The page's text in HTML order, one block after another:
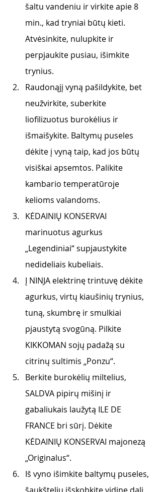
šaltu vandeniu ir virkite apie 8
min., kad tryniai būtų kieti.
Atvėsinkite, nulupkite ir
perpjaukite pusiau, išimkite
trynius.
Raudonąjį vyną pašildykite, bet
neužvirkite, suberkite
liofilizuotus burokėlius ir
išmaišykite. Baltymų puseles
dėkite į vyną taip, kad jos būtų
visiškai apsemtos. Palikite
kambario temperatūroje
kelioms valandoms.
KĖDAINIŲ KONSERVAI
marinuotus agurkus
„Legendiniai“ supjaustykite
nedideliais kubeliais.
Į NINJA elektrinę trintuvę dėkite
agurkus, virtų kiaušinių trynius,
tuną, skumbrę ir smulkiai
pjaustytą svogūną. Pilkite
KIKKOMAN sojų padažą su
citrinų sultimis „Ponzu“.
Berkite burokėlių miltelius,
SALDVA pipirų mišinį ir
gabaliukais laužytą ILE DE
FRANCE bri sūrį. Dėkite
KĖDAINIŲ KONSERVAI majonezą
„Originalus“.
Iš vyno išimkite baltymų puseles,